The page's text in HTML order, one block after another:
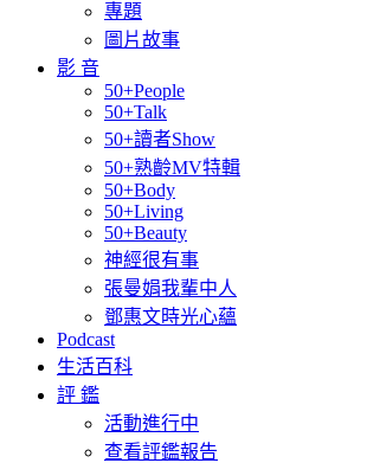
專題
圖片故事
影 音
50+People
50+Talk
50+讀者Show
50+熟齡MV特輯
50+Body
50+Living
50+Beauty
神經很有事
張曼娟我輩中人
鄧惠文時光心蘊
Podcast
生活百科
評 鑑
活動進行中
查看評鑑報告